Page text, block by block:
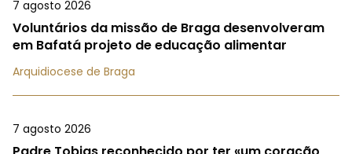
7 agosto 2026
Voluntários da missão de Braga desenvolveram
em Bafatá projeto de educação alimentar
Arquidiocese de Braga
7 agosto 2026